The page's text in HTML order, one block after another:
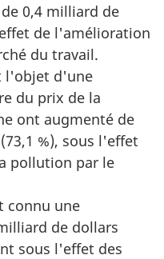
0,4 milliard de
de l'amélioration
du travail.
l'objet d'une
du prix de la
ont augmenté de
%), sous l'effet
pollution par le
connu une
de dollars
sous l'effet des